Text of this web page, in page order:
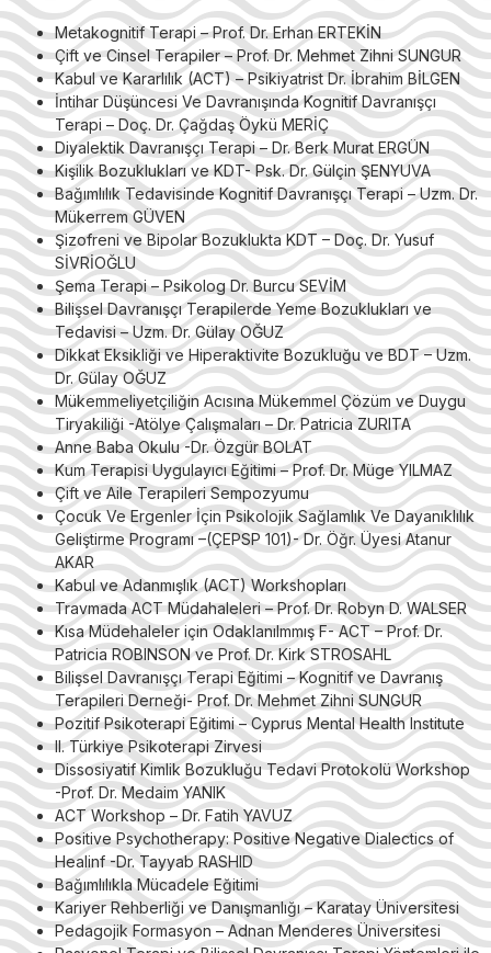
Metakognitif Terapi – Prof. Dr. Erhan ERTEKİN
Çift ve Cinsel Terapiler – Prof. Dr. Mehmet Zihni SUNGUR
Kabul ve Kararlılık (ACT) – Psikiyatrist Dr. İbrahim BİLGEN
İntihar Düşüncesi Ve Davranışında Kognitif Davranışçı
Terapi – Doç. Dr. Çağdaş Öykü MERİÇ
Diyalektik Davranışçı Terapi – Dr. Berk Murat ERGÜN
Kişilik Bozuklukları ve KDT- Psk. Dr. Gülçin ŞENYUVA
Bağımlılık Tedavisinde Kognitif Davranışçı Terapi – Uzm. Dr.
Mükerrem GÜVEN
Şizofreni ve Bipolar Bozuklukta KDT – Doç. Dr. Yusuf
SİVRİOĞLU
Şema Terapi – Psikolog Dr. Burcu SEVİM
Bilişsel Davranışçı Terapilerde Yeme Bozuklukları ve
Tedavisi – Uzm. Dr. Gülay OĞUZ
Dikkat Eksikliği ve Hiperaktivite Bozukluğu ve BDT – Uzm.
Dr. Gülay OĞUZ
Mükemmeliyetçiliğin Acısına Mükemmel Çözüm ve Duygu
Tiryakiliği -Atölye Çalışmaları – Dr. Patricia ZURITA
Anne Baba Okulu -Dr. Özgür BOLAT
Kum Terapisi Uygulayıcı Eğitimi – Prof. Dr. Müge YILMAZ
Çift ve Aile Terapileri Sempozyumu
Çocuk Ve Ergenler İçin Psikolojik Sağlamlık Ve Dayanıklılık
Geliştirme Programı –(ÇEPSP 101)- Dr. Öğr. Üyesi Atanur
AKAR
Kabul ve Adanmışlık (ACT) Workshopları
Travmada ACT Müdahaleleri – Prof. Dr. Robyn D. WALSER
Kısa Müdehaleler için Odaklanılmmış F- ACT – Prof. Dr.
Patricia ROBINSON ve Prof. Dr. Kirk STROSAHL
Bilişsel Davranışçı Terapi Eğitimi – Kognitif ve Davranış
Terapileri Derneği- Prof. Dr. Mehmet Zihni SUNGUR
Pozitif Psikoterapi Eğitimi – Cyprus Mental Health Institute
II. Türkiye Psikoterapi Zirvesi
Dissosiyatif Kimlik Bozukluğu Tedavi Protokolü Workshop
-Prof. Dr. Medaim YANIK
ACT Workshop – Dr. Fatih YAVUZ
Positive Psychotherapy: Positive Negative Dialectics of
Healinf -Dr. Tayyab RASHID
Bağımlılıkla Mücadele Eğitimi
Kariyer Rehberliği ve Danışmanlığı – Karatay Üniversitesi
Pedagojik Formasyon – Adnan Menderes Üniversitesi